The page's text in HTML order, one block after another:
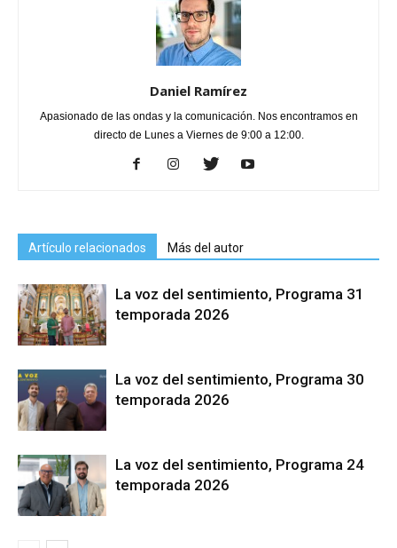
Daniel Ramírez
Apasionado de las ondas y la comunicación. Nos encontramos en
directo de Lunes a Viernes de 9:00 a 12:00.
Artículo relacionados Más del autor
La voz del sentimiento, Programa 31
temporada 2026
La voz del sentimiento, Programa 30
temporada 2026
La voz del sentimiento, Programa 24
temporada 2026